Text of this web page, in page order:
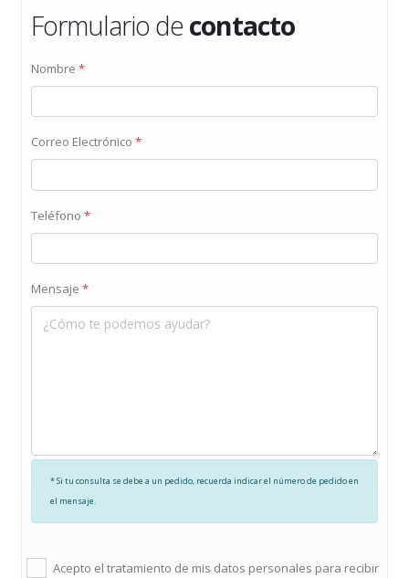
Formulario decontacto
Nombre *
Correo Electrónico *
Teléfono *
Mensaje *
* Si tu consulta se debe a un pedido, recuerda indicar el número de pedido en
el mensaje.
Acepto el tratamiento de mis datos personales para recibir